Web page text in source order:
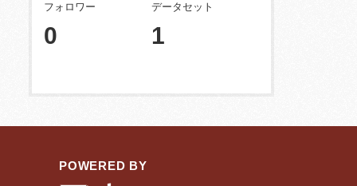
フォロワー
0
データセット
1
POWERED BY